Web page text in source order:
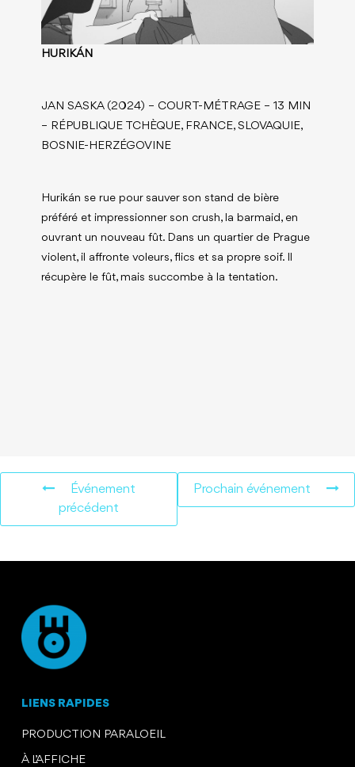
HURIKÁN
JAN SASKA (2024) – COURT-MÉTRAGE – 13 MIN
– RÉPUBLIQUE TCHÈQUE, FRANCE, SLOVAQUIE,
BOSNIE-HERZÉGOVINE
Hurikán se rue pour sauver son stand de bière
préféré et impressionner son crush, la barmaid, en
ouvrant un nouveau fût. Dans un quartier de Prague
violent, il affronte voleurs, flics et sa propre soif. Il
récupère le fût, mais succombe à la tentation.
Événement
précédent
Prochain événement
LIENS RAPIDES
PRODUCTION PARALOEIL
À L’AFFICHE